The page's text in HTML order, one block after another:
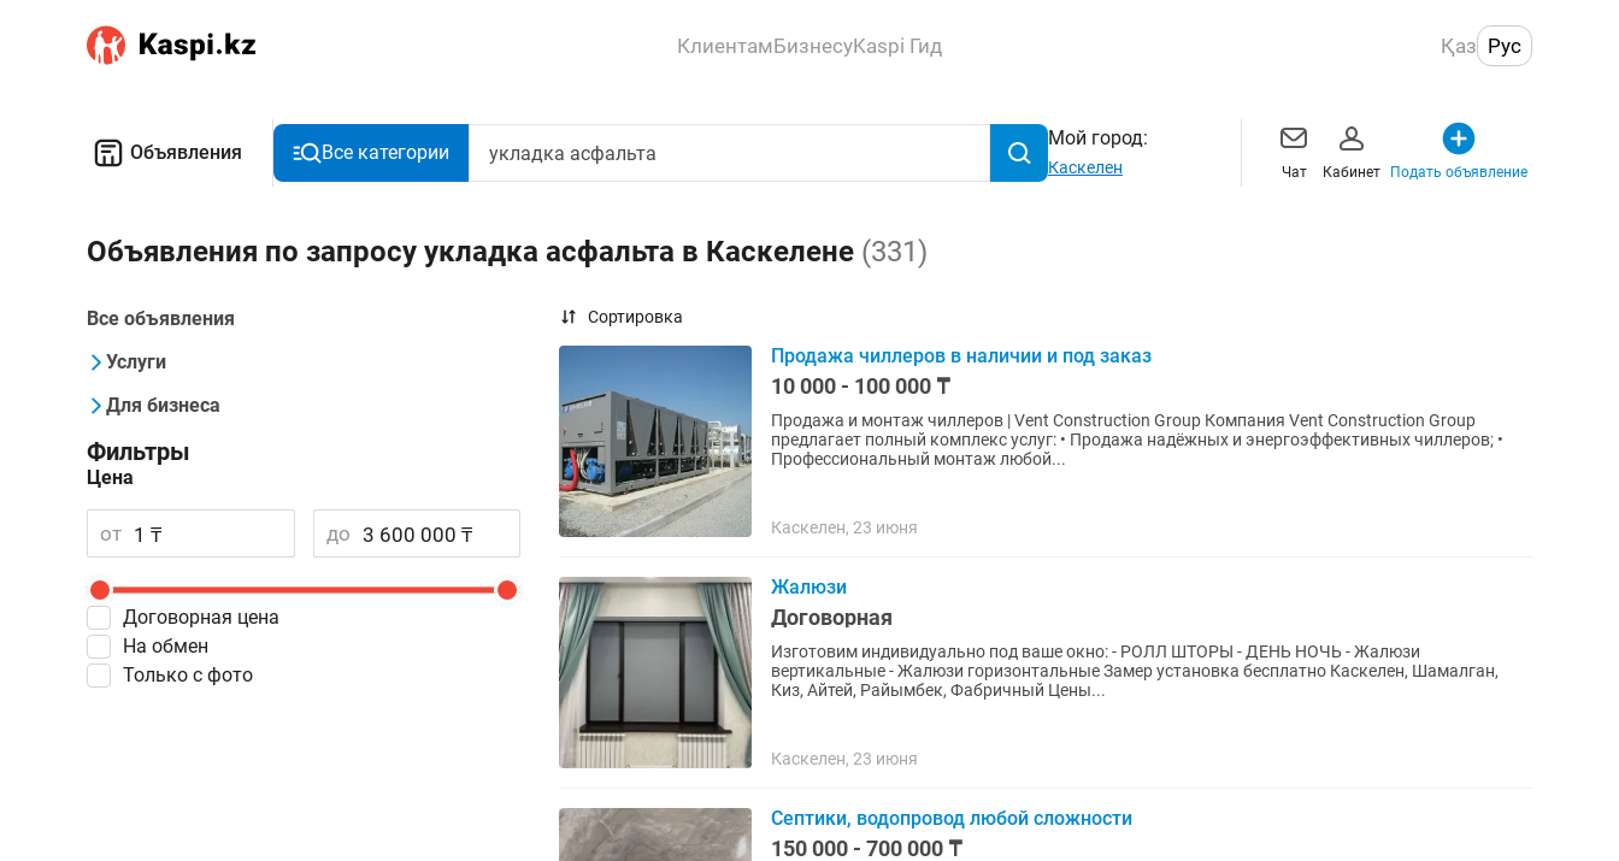
КлиентамБизнесуKaspi Гид Қаз Рус
Объявления Все категории
Мой город:
Каскелен Чат Кабинет Подать объявление
Объявления по запросу укладка асфальта в Каскелене (331)
Все объявления
Услуги
Для бизнеса
Фильтры
Цена
от до
Договорная цена
На обмен
Только с фото
Сортировка
Продажа чиллеров в наличии и под заказ
10 000 - 100 000 ₸
Продажа и монтаж чиллеров | Vent Construction Group Компания Vent Construction Group
предлагает полный комплекс услуг: • Продажа надёжных и энергоэффективных чиллеров; •
Профессиональный монтаж любой...
Каскелен, 23 июня
Жалюзи
Договорная
Изготовим индивидуально под ваше окно: - РОЛЛ ШТОРЫ - ДЕНЬ НОЧЬ - Жалюзи
вертикальные - Жалюзи горизонтальные Замер установка бесплатно Каскелен, Шамалган,
Киз, Айтей, Райымбек, Фабричный Цены...
Каскелен, 23 июня
Септики, водопровод любой сложности
150 000 - 700 000 ₸